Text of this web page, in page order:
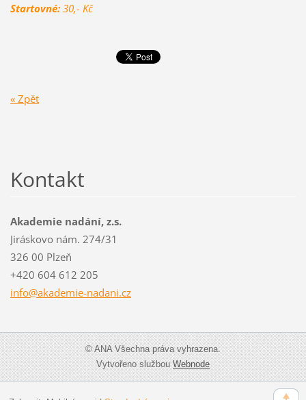
Startovné:30,- Kč
« Zpět
Kontakt
Akademie nadání, z.s.
Jiráskovo nám. 274/31
326 00 Plzeň
+420 604 612 205
info@akademie-nadani.cz
© ANA Všechna práva vyhrazena.
Vytvořeno službouWebnode